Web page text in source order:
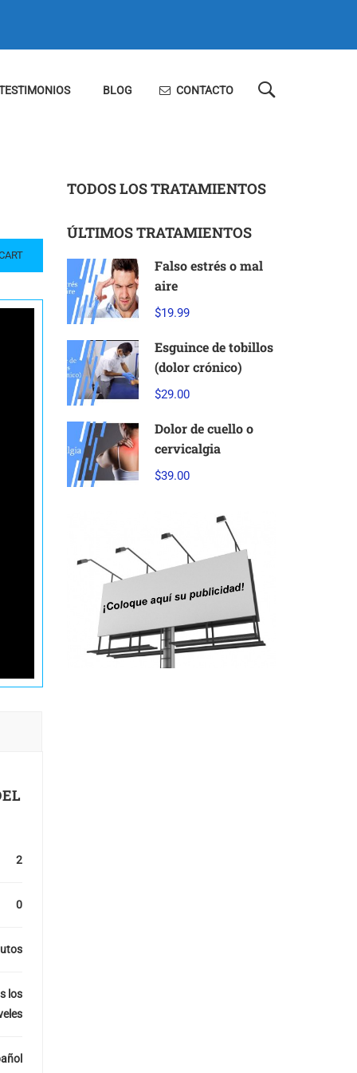
BLOG CONTACTO
2
0
los
TODOS LOS TRATAMIENTOS
ÚLTIMOS TRATAMIENTOS
Falso estrés o mal
aire
$19.99
Esguince de tobillos
(dolor crónico)
$29.00
Dolor de cuello o
cervicalgia
$39.00